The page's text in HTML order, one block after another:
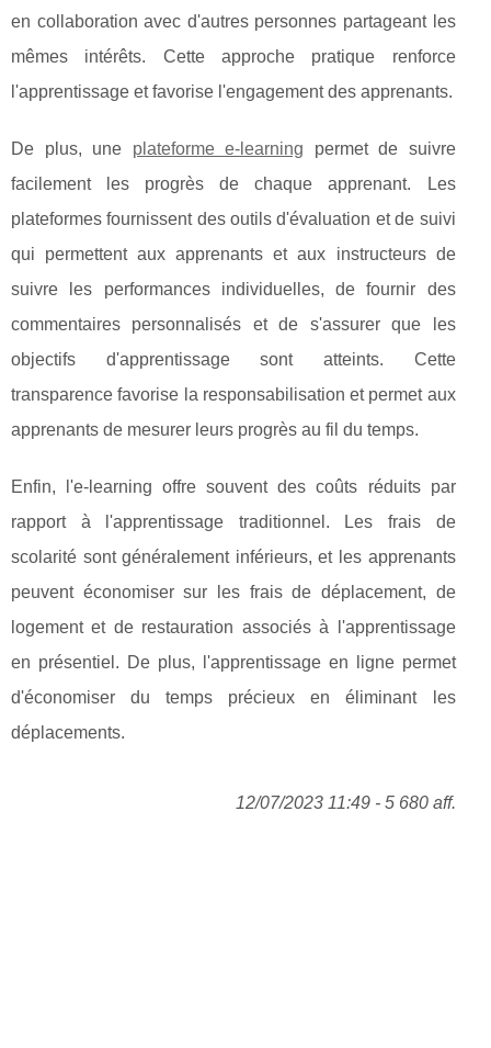
en collaboration avec d'autres personnes partageant les
mêmes intérêts. Cette approche pratique renforce
l'apprentissage et favorise l'engagement des apprenants.
De plus, une plateforme e-learning permet de suivre
facilement les progrès de chaque apprenant. Les
plateformes fournissent des outils d'évaluation et de suivi
qui permettent aux apprenants et aux instructeurs de
suivre les performances individuelles, de fournir des
commentaires personnalisés et de s'assurer que les
objectifs d'apprentissage sont atteints. Cette
transparence favorise la responsabilisation et permet aux
apprenants de mesurer leurs progrès au fil du temps.
Enfin, l'e-learning offre souvent des coûts réduits par
rapport à l'apprentissage traditionnel. Les frais de
scolarité sont généralement inférieurs, et les apprenants
peuvent économiser sur les frais de déplacement, de
logement et de restauration associés à l'apprentissage
en présentiel. De plus, l'apprentissage en ligne permet
d'économiser du temps précieux en éliminant les
déplacements.
12/07/2023 11:49 - 5 680 aff.